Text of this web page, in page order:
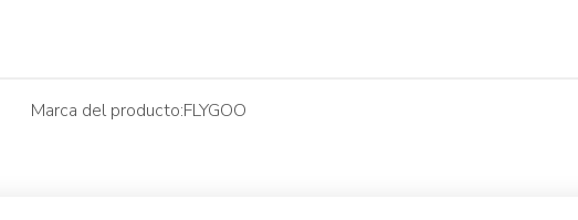
Marca del producto:FLYGOO